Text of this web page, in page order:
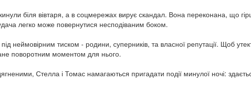
біля вівтаря, а в соцмережах вирує скандал. Вона переконана, що
легко може повернутися несподіваним боком.
неймовірним тиском - родини, суперників, та власної репутації. Щоб
поворотним моментом для нього.
Стелла і Томас намагаються пригадати події минулої ночі: